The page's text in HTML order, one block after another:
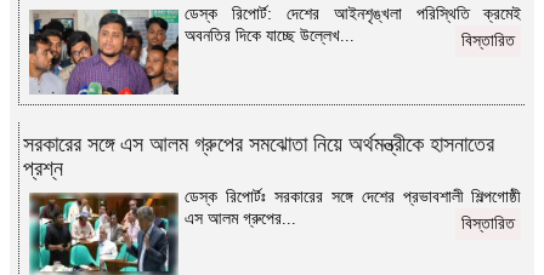
ডেস্ক রিপোর্ট: দেশের আইনশৃঙ্খলা পরিস্থিতি ক্রমেই
অবনতির দিকে যাচ্ছে উল্লেখ...
বিস্তারিত
সরকারের সঙ্গে এস আলম গ্রুপের সমঝোতা নিয়ে অর্থমন্ত্রীকে হাসনাতের
প্রশ্ন
ডেস্ক রিপোর্টঃ সরকারের সঙ্গে দেশের প্রভাবশালী শিল্পগোষ্ঠী
এস আলম গ্রুপের...
বিস্তারিত